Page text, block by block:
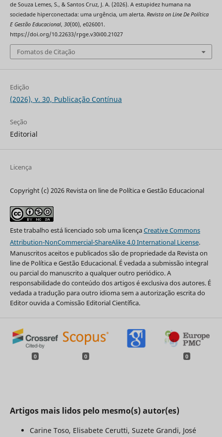
de Souza Lemes, S., & Santos Cruz, J. A. (2026). A estupidez humana na
sociedade hiperconectada: uma urgência, um alerta. Revista on Line De Política
E Gestão Educacional, 30(00), e026001.
https://doi.org/10.22633/rpge.v30i00.21027
Fomatos de Citação
Edição
(2026), v. 30, Publicação Contínua
Seção
Editorial
Licença
Copyright (c) 2026 Revista on line de Política e Gestão Educacional
Este trabalho está licenciado sob uma licençaCreative Commons
Attribution-NonCommercial-ShareAlike 4.0 International License.
Manuscritos aceitos e publicados são de propriedade da Revista on
line de Política e Gestão Educacional. É vedada a submissão integral
ou parcial do manuscrito a qualquer outro periódico. A
responsabilidade do conteúdo dos artigos é exclusiva dos autores. É
vedada a tradução para outro idioma sem a autorização escrita do
Editor ouvida a Comissão Editorial Científica.
0 0 0
Artigos mais lidos pelo mesmo(s) autor(es)
Carine Toso, Elisabete Cerutti, Suzete Grandi, José